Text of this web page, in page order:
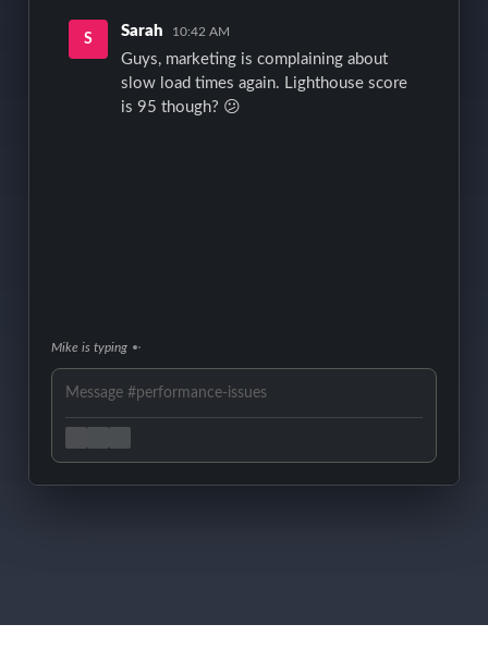
S Sarah 10:42 AM
Guys, marketing is complaining about
slow load times again. Lighthouse score
is 95 though? 😕
Mike is typing
Message #performance-issues